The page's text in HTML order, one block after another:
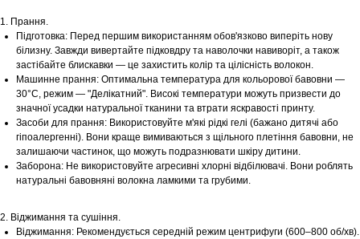
1. Прання.
Підготовка: Перед першим використанням обов'язково виперіть нову
білизну. Завжди вивертайте підковдру та наволочки навиворіт, а також
застібайте блискавки — це захистить колір та цілісність волокон.
Машинне прання: Оптимальна температура для кольорової бавовни —
30°С, режим — "Делікатний". Високі температури можуть призвести до
значної усадки натуральної тканини та втрати яскравості принту.
Засоби для прання: Використовуйте м'які рідкі гелі (бажано дитячі або
гіпоалергенні). Вони краще вимиваються з щільного плетіння бавовни, не
залишаючи частинок, що можуть подразнювати шкіру дитини.
Заборона: Не використовуйте агресивні хлорні відбілювачі. Вони роблять
натуральні бавовняні волокна ламкими та грубими.
2. Віджимання та сушіння.
Віджимання: Рекомендується середній режим центрифуги (600–800 об/хв).